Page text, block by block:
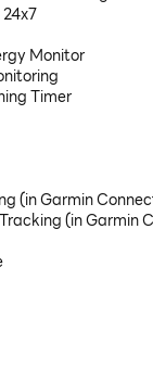
Monitor
Timer
(in Garmin
(in